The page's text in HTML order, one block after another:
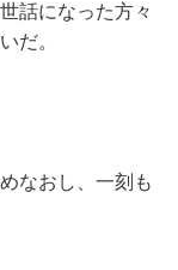
話になった方々
だ。
なおし、一刻も